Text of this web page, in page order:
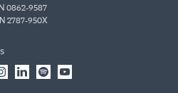
0862-9587
2787-950X